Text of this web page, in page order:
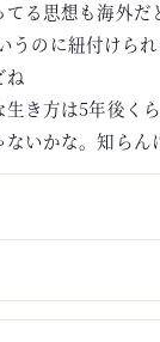
る思想も海外だ
のに紐付けら
ね
き方は5年後く
いかな。知らん